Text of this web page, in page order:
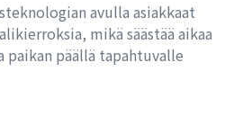
avulla asiakkaat
mikä säästää aikaa
paikan päällä tapahtuvalle